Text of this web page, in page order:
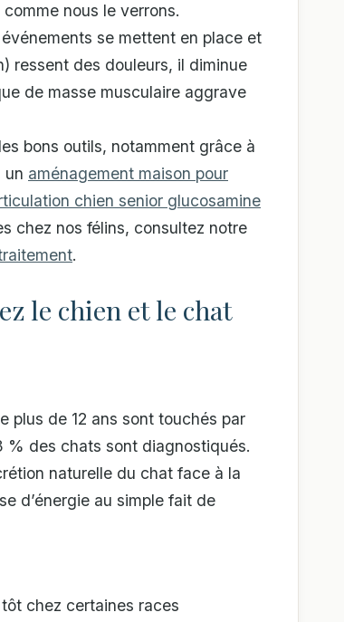
nous le verrons.
se mettent en place et
ressent des douleurs, il diminue
de masse musculaire aggrave
bons outils, notamment grâce à
un aménagement maison pour
chien senior glucosamine
chez nos félins, consultez notre
.
le chien et le chat
plus de 12 ans sont touchés par
% des chats sont diagnostiqués.
naturelle du chat face à la
d’énergie au simple fait de
chez certaines races